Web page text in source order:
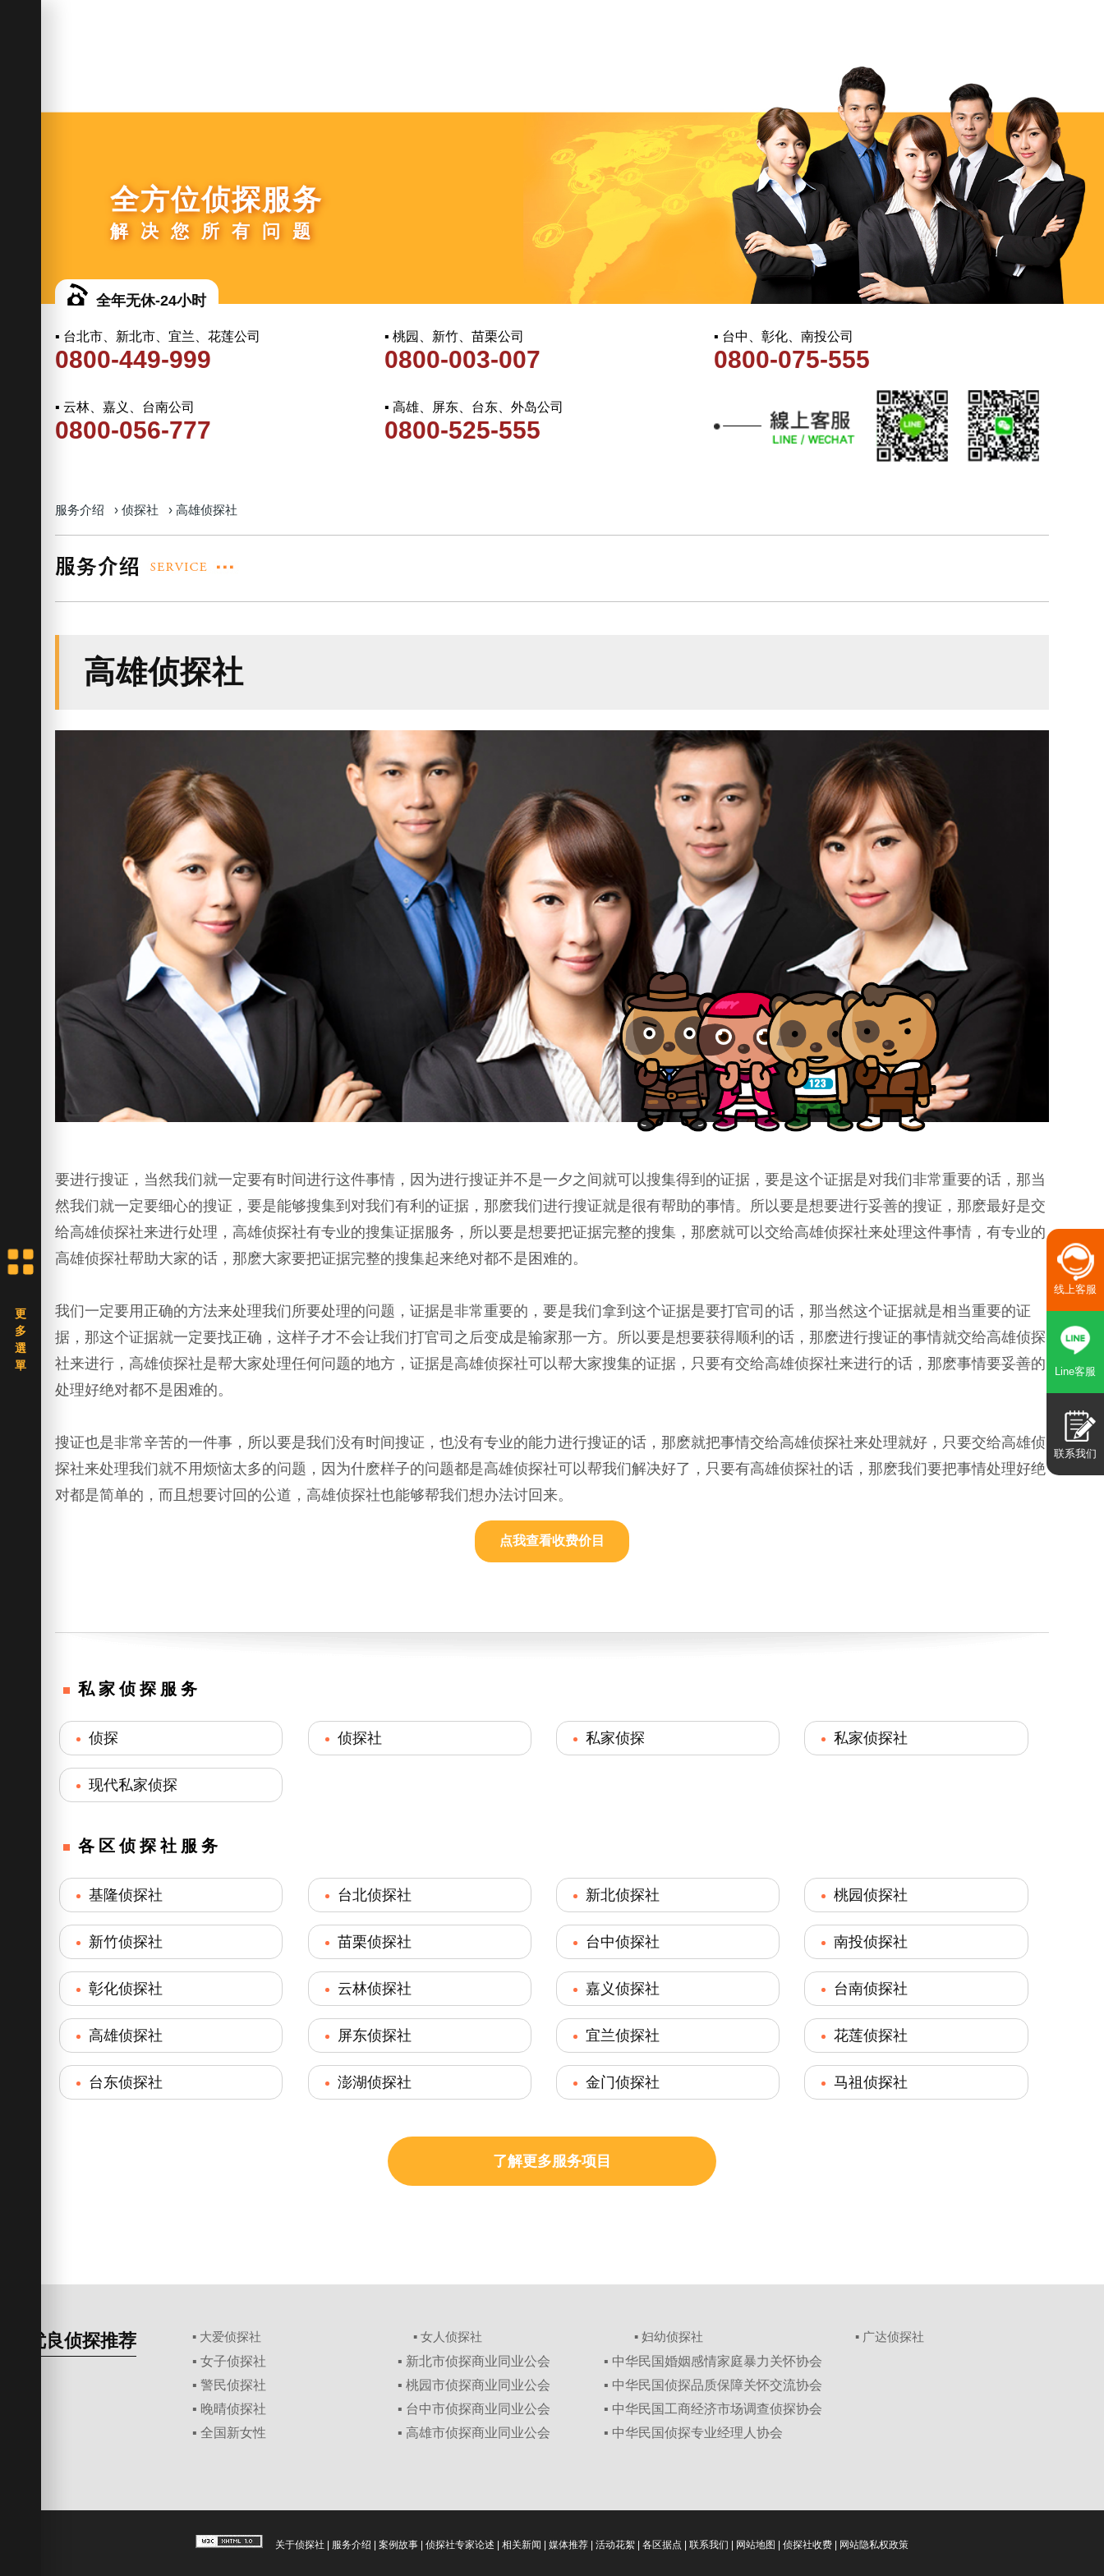
全方位侦探服务
解决您所有问题
全年无休-24小时
▪ 台北市、新北市、宜兰、花莲公司
0800-449-999
▪ 桃园、新竹、苗栗公司
0800-003-007
▪ 台中、彰化、南投公司
0800-075-555
▪ 云林、嘉义、台南公司
0800-056-777
▪ 高雄、屏东、台东、外岛公司
0800-525-555
服务介绍 › 侦探社 › 高雄侦探社
高雄侦探社
要进行搜证，当然我们就一定要有时间进行这件事情，因为进行搜证并不是一夕之间就可以搜集得到的证据，要是这个证据是对我们非常重要的话，那当
然我们就一定要细心的搜证，要是能够搜集到对我们有利的证据，那麽我们进行搜证就是很有帮助的事情。所以要是想要进行妥善的搜证，那麽最好是交
给高雄侦探社来进行处理，高雄侦探社有专业的搜集证据服务，所以要是想要把证据完整的搜集，那麽就可以交给高雄侦探社来处理这件事情，有专业的
高雄侦探社帮助大家的话，那麽大家要把证据完整的搜集起来绝对都不是困难的。
我们一定要用正确的方法来处理我们所要处理的问题，证据是非常重要的，要是我们拿到这个证据是要打官司的话，那当然这个证据就是相当重要的证
据，那这个证据就一定要找正确，这样子才不会让我们打官司之后变成是输家那一方。所以要是想要获得顺利的话，那麽进行搜证的事情就交给高雄侦探
社来进行，高雄侦探社是帮大家处理任何问题的地方，证据是高雄侦探社可以帮大家搜集的证据，只要有交给高雄侦探社来进行的话，那麽事情要妥善的
处理好绝对都不是困难的。
搜证也是非常辛苦的一件事，所以要是我们没有时间搜证，也没有专业的能力进行搜证的话，那麽就把事情交给高雄侦探社来处理就好，只要交给高雄侦
探社来处理我们就不用烦恼太多的问题，因为什麽样子的问题都是高雄侦探社可以帮我们解决好了，只要有高雄侦探社的话，那麽我们要把事情处理好绝
对都是简单的，而且想要讨回的公道，高雄侦探社也能够帮我们想办法讨回来。
点我查看收费价目
私家侦探服务
侦探 侦探社 私家侦探 私家侦探社
现代私家侦探
各区侦探社服务
基隆侦探社 台北侦探社 新北侦探社 桃园侦探社
新竹侦探社 苗栗侦探社 台中侦探社 南投侦探社
彰化侦探社 云林侦探社 嘉义侦探社 台南侦探社
高雄侦探社 屏东侦探社 宜兰侦探社 花莲侦探社
台东侦探社 澎湖侦探社 金门侦探社 马祖侦探社
了解更多服务项目
优良侦探推荐 ▪ 大爱侦探社 ▪ 女人侦探社 ▪ 妇幼侦探社 ▪ 广达侦探社
▪ 女子侦探社
▪ 警民侦探社
▪ 晚晴侦探社
▪ 全国新女性
▪ 新北市侦探商业同业公会
▪ 桃园市侦探商业同业公会
▪ 台中市侦探商业同业公会
▪ 高雄市侦探商业同业公会
▪ 中华民国婚姻感情家庭暴力关怀协会
▪ 中华民国侦探品质保障关怀交流协会
▪ 中华民国工商经济市场调查侦探协会
▪ 中华民国侦探专业经理人协会
关于侦探社 服务介绍 案例故事 侦探社专家论述 相关新闻 媒体推荐 活动花絮 各区据点 联系我们 网站地图 侦探社收费 网站隐私权政策
线上客服
Line客服
联系我们